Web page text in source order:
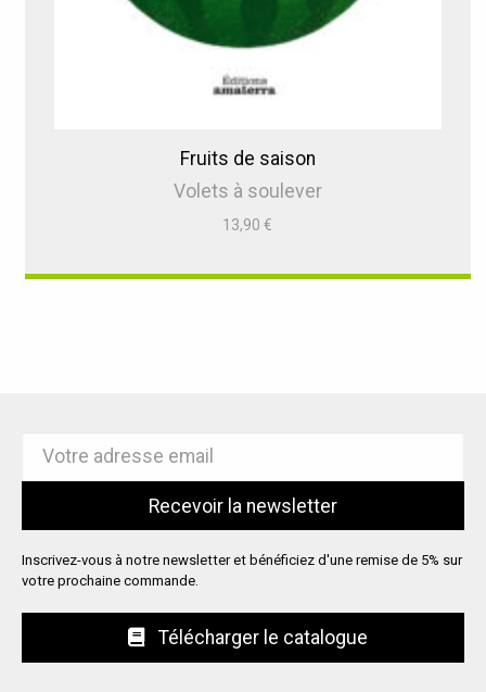
Fruits de saison
Volets à soulever
13,90€
Inscrivez-vous à notre newsletter et bénéficiez d'une remise de 5% sur
votre prochaine commande.
Télécharger le catalogue